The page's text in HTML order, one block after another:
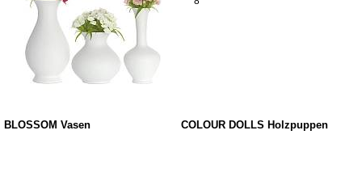
BLOSSOM Vasen COLOUR DOLLS Holzpuppen